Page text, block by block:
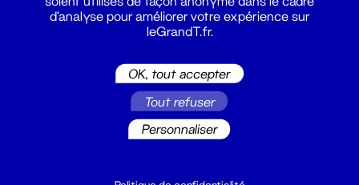
d'analyse pour améliorer votre expérience sur
leGrandT.fr.
OK, tout accepter
Tout refuser
Personnaliser